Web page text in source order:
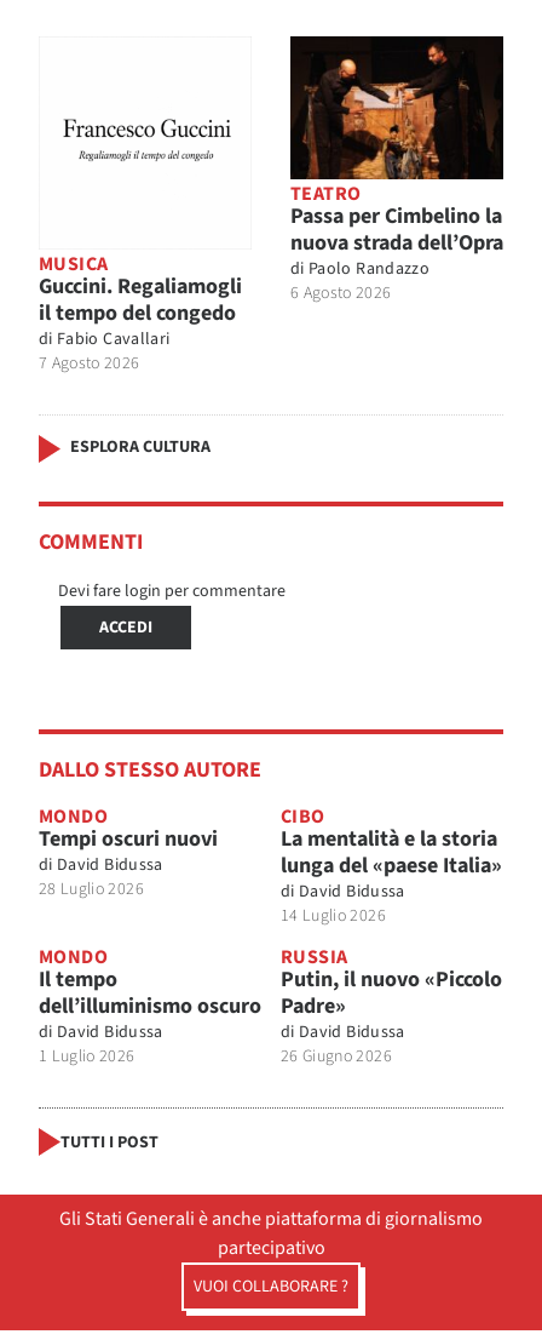
MUSICA
Guccini. Regaliamogli
il tempo del congedo
di Fabio Cavallari
7 Agosto 2026
TEATRO
Passa per Cimbelino la
nuova strada dell’Opra
di Paolo Randazzo
6 Agosto 2026
ESPLORA CULTURA
COMMENTI
Devi fare login per commentare
ACCEDI
DALLO STESSO AUTORE
MONDO
Tempi oscuri nuovi
di David Bidussa
28 Luglio 2026
CIBO
La mentalità e la storia
lunga del «paese Italia»
di David Bidussa
14 Luglio 2026
MONDO
Il tempo
dell’illuminismo oscuro
di David Bidussa
1 Luglio 2026
RUSSIA
Putin, il nuovo «Piccolo
Padre»
di David Bidussa
26 Giugno 2026
TUTTI I POST
Gli Stati Generali è anche piattaforma di giornalismo
partecipativo
VUOI COLLABORARE ?